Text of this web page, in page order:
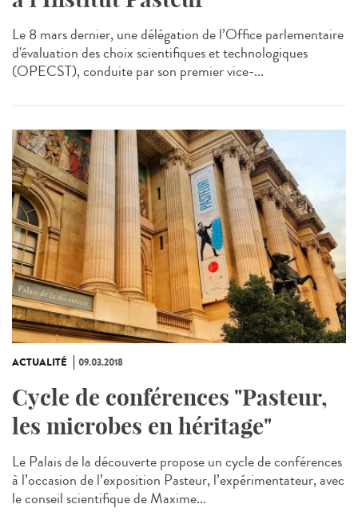
Le 8 mars dernier, une délégation de l’Office parlementaire
d'évaluation des choix scientifiques et technologiques
(OPECST), conduite par son premier vice-...
ACTUALITÉ 09.03.2018
Cycle de conférences "Pasteur,
les microbes en héritage"
Le Palais de la découverte propose un cycle de conférences
à l’occasion de l’exposition Pasteur, l’expérimentateur, avec
le conseil scientifique de Maxime...